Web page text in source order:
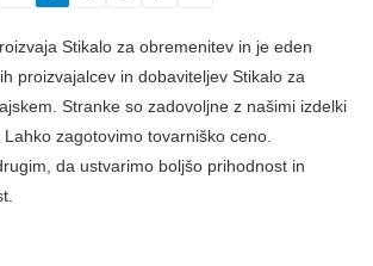
Stikalo za obremenitev in je eden
proizvajalcev in dobaviteljev Stikalo za
Stranke so zadovoljne z našimi izdelki
zagotovimo tovarniško ceno.
da ustvarimo boljšo prihodnost in